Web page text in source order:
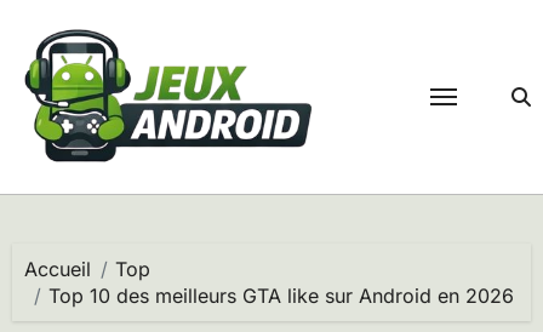
contenu
Accueil
Top
Top 10 des meilleurs GTA like sur Android en 2026